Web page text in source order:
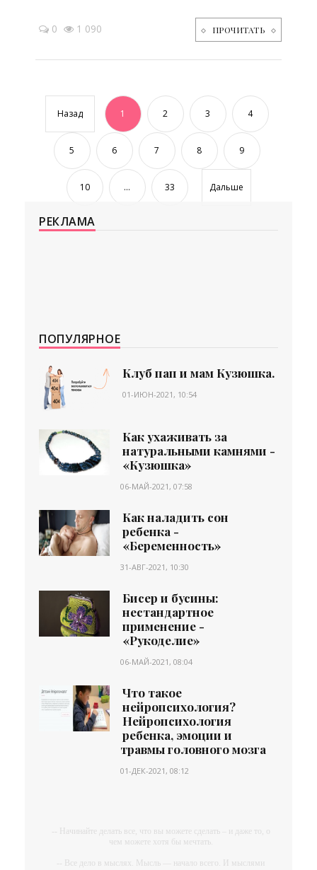
0 1 090 ПРОЧИТАТЬ
Назад 1 2 3 4
5 6 7 8 9
10 ... 33 Дальше
РЕКЛАМА
ПОПУЛЯРНОЕ
Клуб пап и мам Кузюшка.
01-ИЮН-2021, 10:54
Как ухаживать за
натуральными камнями -
«Кузюшка»
06-МАЙ-2021, 07:58
Как наладить сон
ребенка -
«Беременность»
31-АВГ-2021, 10:30
Бисер и бусины:
нестандартное
применение -
«Рукоделие»
06-МАЙ-2021, 08:04
Что такое
нейропсихология?
Нейропсихология
ребенка, эмоции и
травмы головного мозга
01-ДЕК-2021, 08:12
-- Начинайте делать все, что вы можете сделать – и даже то, о
чем можете хотя бы мечтать.
-- Все дело в мыслях. Мысль — начало всего. И мыслями